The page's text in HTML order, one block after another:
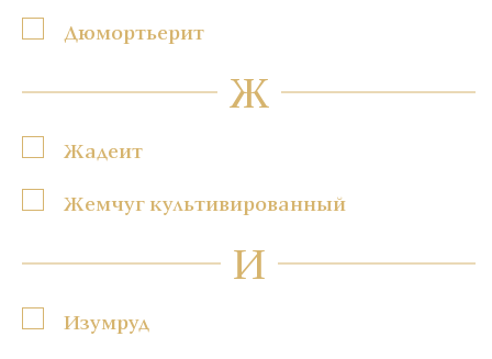
Дюмортьерит
Ж
Жадеит
Жемчуг культивированный
И
Изумруд